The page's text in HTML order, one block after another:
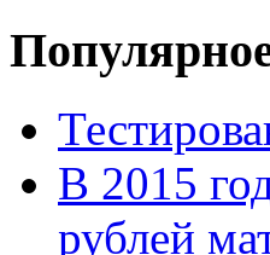
В 2015
рублей